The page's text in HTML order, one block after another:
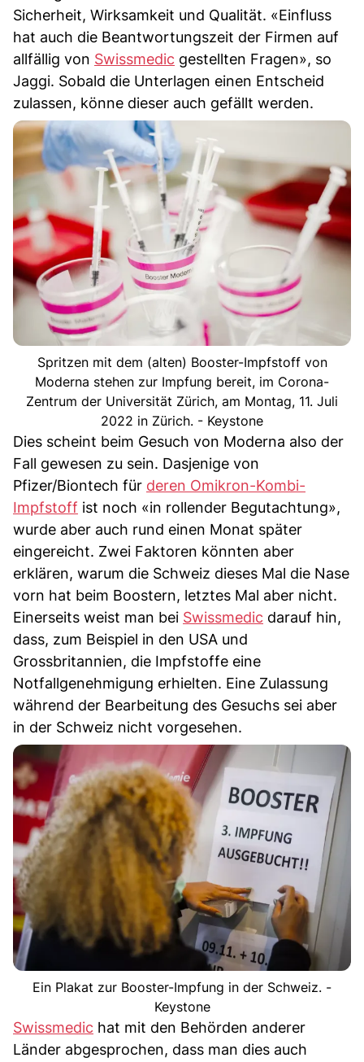
Sicherheit, Wirksamkeit und Qualität. «Einfluss
hat auch die Beantwortungszeit der Firmen auf
allfällig von Swissmedic gestellten Fragen», so
Jaggi. Sobald die Unterlagen einen Entscheid
zulassen, könne dieser auch gefällt werden.
Spritzen mit dem (alten) Booster-Impfstoff von
Moderna stehen zur Impfung bereit, im Corona-
Zentrum der Universität Zürich, am Montag, 11. Juli
2022 in Zürich. - Keystone
Dies scheint beim Gesuch von Moderna also der
Fall gewesen zu sein. Dasjenige von
Pfizer/Biontech für deren Omikron-Kombi-
Impfstoff ist noch «in rollender Begutachtung»,
wurde aber auch rund einen Monat später
eingereicht. Zwei Faktoren könnten aber
erklären, warum die Schweiz dieses Mal die Nase
vorn hat beim Boostern, letztes Mal aber nicht.
Einerseits weist man bei Swissmedic darauf hin,
dass, zum Beispiel in den USA und
Grossbritannien, die Impfstoffe eine
Notfallgenehmigung erhielten. Eine Zulassung
während der Bearbeitung des Gesuchs sei aber
in der Schweiz nicht vorgesehen.
Ein Plakat zur Booster-Impfung in der Schweiz. -
Keystone
Swissmedic hat mit den Behörden anderer
Länder abgesprochen, dass man dies auch